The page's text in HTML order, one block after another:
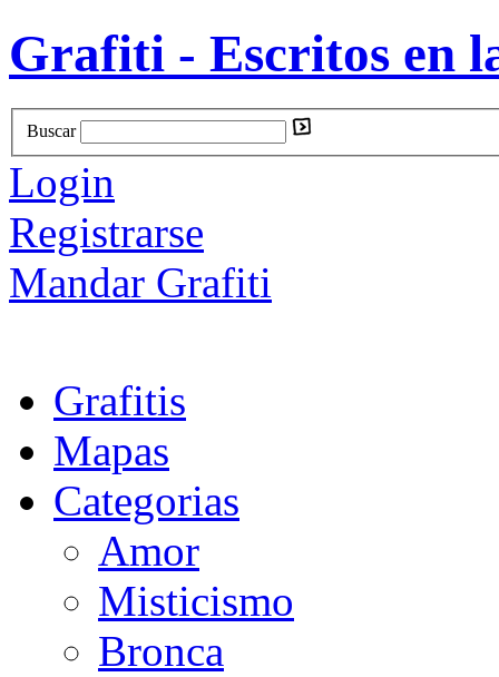
Grafiti - Escritos en
Buscar
Login
Registrarse
Mandar Grafiti
Grafitis
Mapas
Categorias
Amor
Misticismo
Bronca